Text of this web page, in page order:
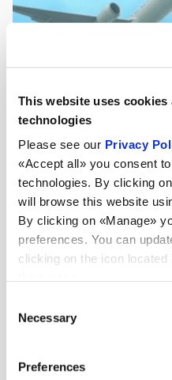
This website uses
technologies
Please see our Privacy
«Accept all» you consent
technologies. By clicking
will browse this website
By clicking on «Manage»
preferences. You can
clicking on the icon
Selection
Necessary
Preferences